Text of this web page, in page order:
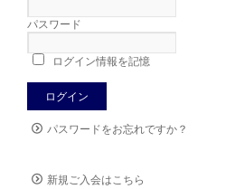
パスワード
ログイン情報を記憶
パスワードをお忘れですか？
新規ご入会はこちら